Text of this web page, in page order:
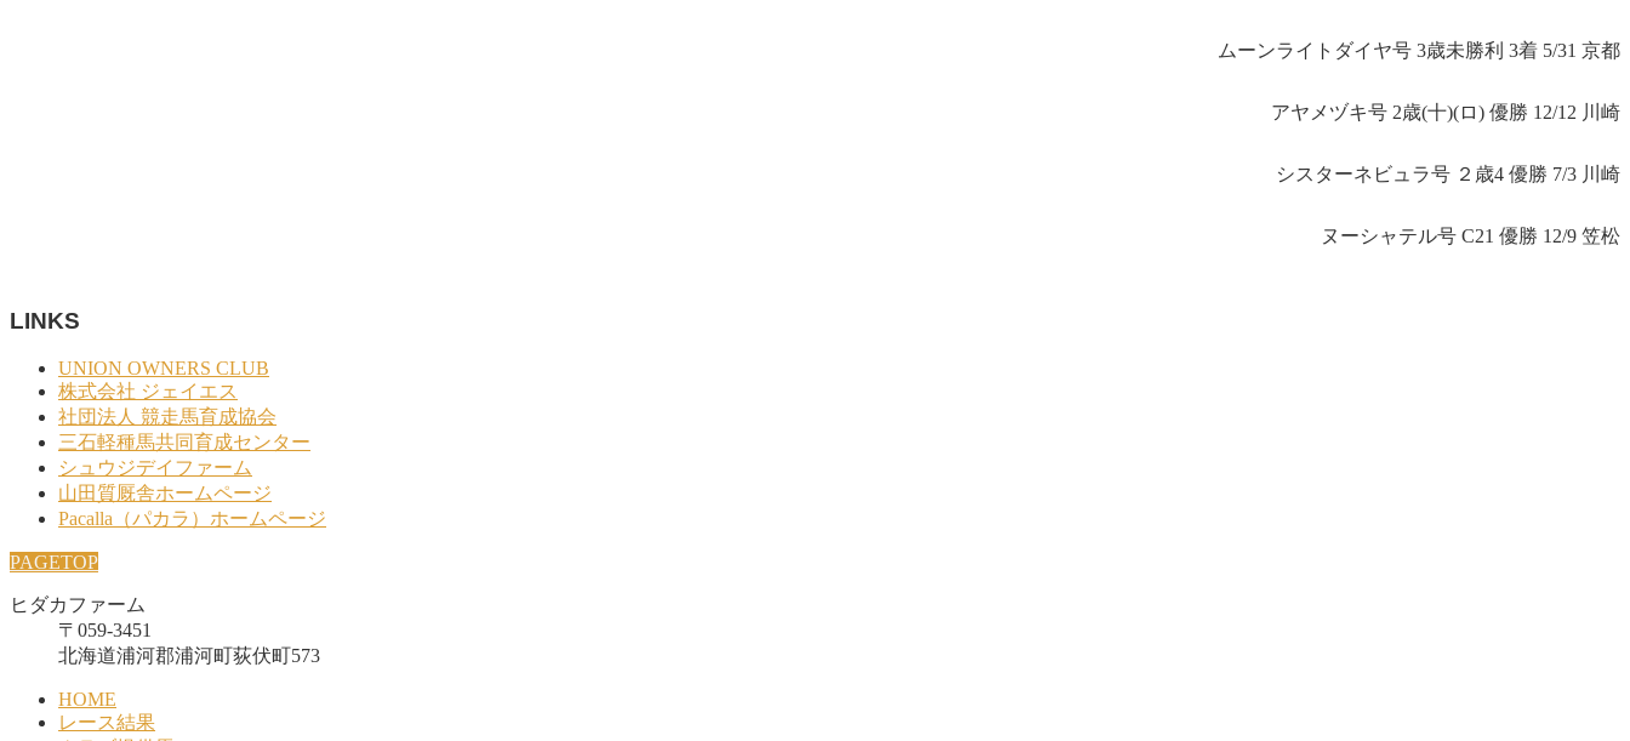
ムーンライトダイヤ号 3歳未勝利 3着 5/31 京都
アヤメヅキ号 2歳(十)(ロ) 優勝 12/12 川崎
シスターネビュラ号 ２歳4 優勝 7/3 川崎
ヌーシャテル号 C21 優勝 12/9 笠松
LINKS
UNION OWNERS CLUB
株式会社 ジェイエス
社団法人 競走馬育成協会
三石軽種馬共同育成センター
シュウジデイファーム
山田質厩舎ホームページ
Pacalla（パカラ）ホームページ
PAGETOP
ヒダカファーム
〒059-3451
北海道浦河郡浦河町荻伏町573
HOME
レース結果